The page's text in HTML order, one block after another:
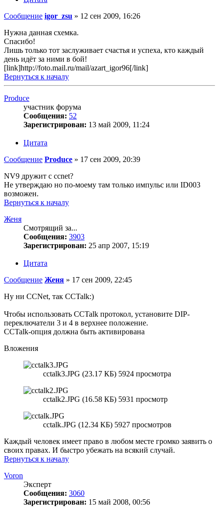
Сообщение igor_zsu » 12 сен 2009, 16:26
Нужна данная схемка.
Спасибо!
Лишь только тот заслуживает счастья и успеха, кто каждый
день идёт за ними в бой!
[link]http://foto.mail.ru/mail/azart_igor96[/link]
Вернуться к началу
Produce
участник форума
Сообщения: 52
Зарегистрирован: 13 май 2009, 11:24
Цитата
Сообщение Produce » 17 сен 2009, 20:39
NV9 дружит с ccnet?
Не утверждаю но по-моему там только импульс или ID003
возможен.
Вернуться к началу
Женя
Смотрящий за...
Сообщения: 3903
Зарегистрирован: 25 апр 2007, 15:19
Цитата
Сообщение Женя » 17 сен 2009, 22:45
Ну ни CCNet, так CCTalk:)
Чтобы использовать CCTalk протокол, установите DIP-
переключатели 3 и 4 в верхнее положение.
CCTalk-опция должна быть активирована
Вложения
cctalk3.JPG (23.17 КБ) 5924 просмотра
cctalk2.JPG (16.58 КБ) 5931 просмотр
cctalk.JPG (12.34 КБ) 5927 просмотров
Каждый человек имеет право в любом месте громко заявить о
своих правах. И быстро убежать на всякий случай.
Вернуться к началу
Voron
Эксперт
Сообщения: 3060
Зарегистрирован: 15 май 2008, 00:56